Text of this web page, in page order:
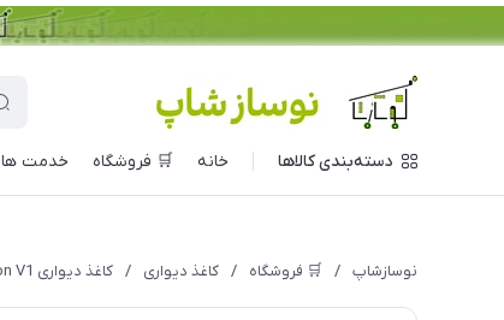
دسته‌بندی کالاها خانه 🛒 فروشگاه خدمت ها
نوسازشاپ / 🛒 فروشگاه / کاغذ دیواری / کاغذ دیواری Carbon V1 مدل 10027